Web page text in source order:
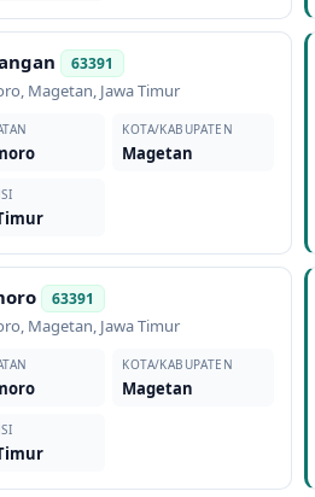
63391
, Magetan, Jawa Timur
KOTA/KABUPATEN
Magetan
63391
, Magetan, Jawa Timur
KOTA/KABUPATEN
Magetan